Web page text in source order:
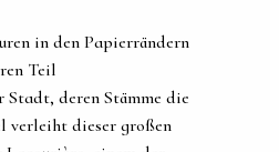
in den Papierrändern
Teil
deren Stämme die
verleiht dieser großen